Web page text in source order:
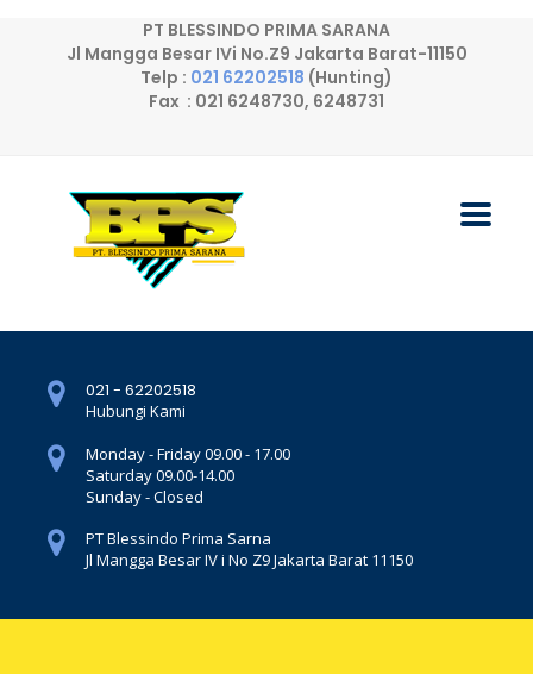
PT BLESSINDO PRIMA SARANA
Jl Mangga Besar IVi No.Z9 Jakarta Barat-11150
Telp : 021 62202518 (Hunting)
Fax : 021 6248730, 6248731
021 - 62202518
Hubungi Kami
Monday - Friday 09.00 - 17.00
Saturday 09.00-14.00
Sunday - Closed
PT Blessindo Prima Sarna
Jl Mangga Besar IV i No Z9 Jakarta Barat 11150